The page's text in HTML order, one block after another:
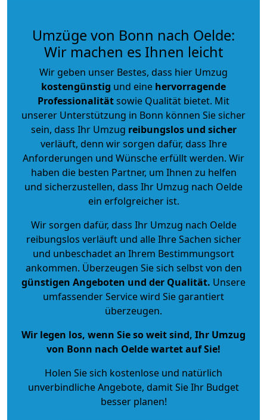
Umzüge von Bonn nach Oelde:
Wir machen es Ihnen leicht
Wir geben unser Bestes, dass hier Umzug
kostengünstig und eine hervorragende
Professionalitätsowie Qualität bietet. Mit
unserer Unterstützung in Bonn können Sie sicher
sein, dass Ihr Umzug reibungslos und sicher
verläuft, denn wir sorgen dafür, dass Ihre
Anforderungen und Wünsche erfüllt werden. Wir
haben die besten Partner, um Ihnen zu helfen
und sicherzustellen, dass Ihr Umzug nach Oelde
ein erfolgreicher ist.
Wir sorgen dafür, dass Ihr Umzug nach Oelde
reibungslos verläuft und alle Ihre Sachen sicher
und unbeschadet an Ihrem Bestimmungsort
ankommen. Überzeugen Sie sich selbst von den
günstigen Angeboten und der Qualität. Unsere
umfassender Service wird Sie garantiert
überzeugen.
Wir legen los, wenn Sie so weit sind, Ihr Umzug
von Bonn nach Oelde wartet auf Sie!
Holen Sie sich kostenlose und natürlich
unverbindliche Angebote, damit Sie Ihr Budget
besser planen!